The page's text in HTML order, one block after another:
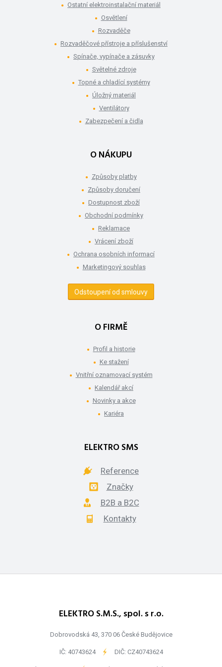
Ostatní elektroinstalační materiál
Osvětlení
Rozvaděče
Rozvaděčové přístroje a příslušenství
Spínače, vypínače a zásuvky
Světelné zdroje
Topné a chladící systémy
Úložný materiál
Ventilátory
Zabezpečení a čidla
O NÁKUPU
Způsoby platby
Způsoby doručení
Dostupnost zboží
Obchodní podmínky
Reklamace
Vrácení zboží
Ochrana osobních informací
Marketingový souhlas
Odstoupení od smlouvy
O FIRMĚ
Profil a historie
Ke stažení
Vnitřní oznamovací systém
Kalendář akcí
Novinky a akce
Kariéra
ELEKTRO SMS
Reference
Značky
B2B a B2C
Kontakty
ELEKTRO S.M.S., spol. s r.o.
Dobrovodská 43, 370 06 České Budějovice
IČ: 40743624 - DIČ: CZ40743624